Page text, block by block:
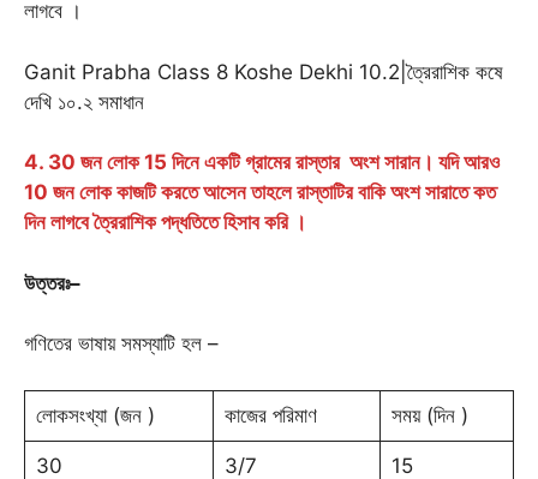
লাগবে ।
Ganit Prabha Class 8 Koshe Dekhi 10.2|ত্রৈরাশিক কষে
দেখি ১০.২ সমাধান
4. 30 জন লোক 15 দিনে একটি গ্রামের রাস্তার অংশ সারান। যদি আরও
10 জন লোক কাজটি করতে আসেন তাহলে রাস্তাটির বাকি অংশ সারাতে কত
দিন লাগবে ত্রৈরাশিক পদ্ধতিতে হিসাব করি ।
উত্তরঃ–
গণিতের ভাষায় সমস্যাটি হল –
লোকসংখ্যা (জন ) কাজের পরিমাণ সময় (দিন )
30 3/7 15